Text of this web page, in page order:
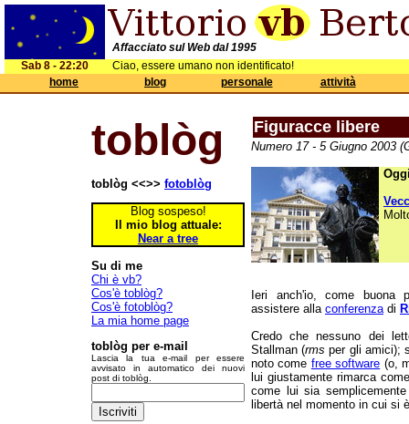
Affacciato sul Web dal 1995
Sab 8 - 22:20
Ciao, essere umano non identificato!
home
blog personale attività
toblòg
toblòg <<>> fotoblòg
Blog sospeso!
Il mio blog attuale:
Near a tree
Su di me
Chi è vb?
Cos'è toblòg?
Cos'è fotoblòg?
La mia home page
toblòg per e-mail
Lascia la tua e-mail per essere
avvisato in automatico dei nuovi
post di toblòg.
Figuracce libere
Numero 17 - 5 Giugno 2003
Ieri anch'io, come buona
assistere alla conferenzadi
Credo che nessuno dei
Stallman (rms per gli amici);
noto come free software (o,
lui giustamente rimarca
come lui sia
libertà nel momento in cui si